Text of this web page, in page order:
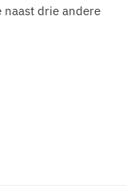
naast drie andere